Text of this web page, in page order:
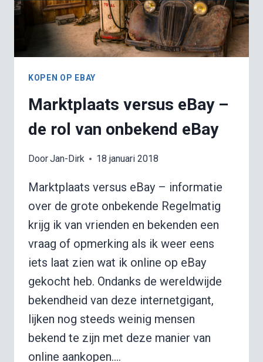
KOPEN OP EBAY
Marktplaats versus eBay –
de rol van onbekend eBay
DoorJan-Dirk 18 januari 2018
Marktplaats versus eBay – informatie
over de grote onbekende Regelmatig
krijg ik van vrienden en bekenden een
vraag of opmerking als ik weer eens
iets laat zien wat ik online op eBay
gekocht heb. Ondanks de wereldwijde
bekendheid van deze internetgigant,
lijken nog steeds weinig mensen
bekend te zijn met deze manier van
online aankopen….